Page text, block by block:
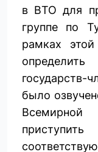
в ВТО для
группе по
рамках
государств-
было
Всемирной